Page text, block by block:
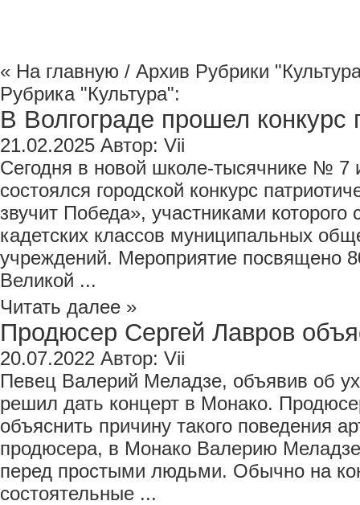
« На главную / Архив Рубрики
Рубрика "Культура":
В Волгограде прошел конкурс
21.02.2025 Автор: Vii
Сегодня в новой школе-тысячнике №
состоялся городской конкурс
звучит Победа», участниками которого
кадетских классов муниципальных
учреждений. Мероприятие посвящено
Великой ...
Читать далее »
Продюсер Сергей Лавров
20.07.2022 Автор: Vii
Певец Валерий Меладзе, объявив об
решил дать концерт в Монако.
объяснить причину такого поведения
продюсера, в Монако Валерию Меладзе
перед простыми людьми. Обычно на
состоятельные ...